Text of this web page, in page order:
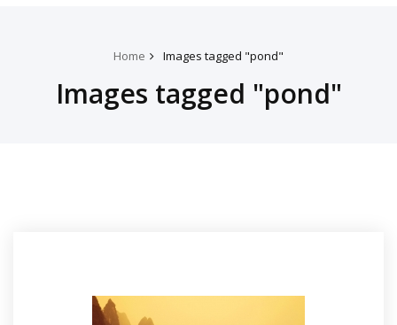
Home Images tagged "pond"
Images tagged "pond"